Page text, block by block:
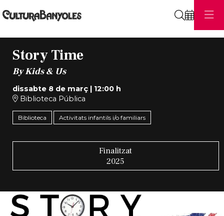
Story Time
By Kids & Us
dissabte 8 de març| 12:00 h
Biblioteca Pública
Biblioteca Activitats infantils i/o familiars
Finalitzat
2025